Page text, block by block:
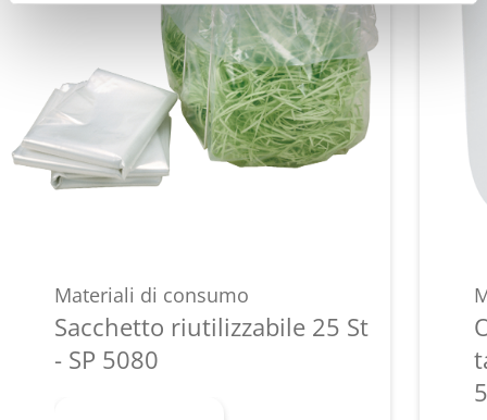
Materiali di consumo
Sacchetto riutilizzabile 25 St
- SP 5080